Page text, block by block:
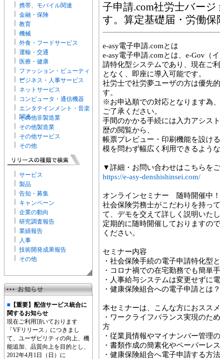
携帯、モバイル関連
金融・保険
教育
機械
外食・フードサービス
運輸・交通
医療・健康
ファッション・ビューティ
ー
ビジネス・人事サービス
ネットサービス
コンピュータ・通信機器
エンタテインメント・音楽
関連
その他非製造業
その他製造業
その他サービス
その他
サービス
製品
告知・募集
キャンペーン
企業の動向
研究調査報告
業績報告
人事
技術開発成果報告
その他
■ 【重要】配信サービス統合に
関するお知らせ
現在ご利用頂いております
「VFリリース」につきまし
て、ユーザビリティの向上、機
能追加、品質向上を目的とし、
2012年4月1日（日）に
子申請.com社労士バー
す。算定基礎届・労働
e-asy電子申請.comとは
e-asy電子申請.comとは、e-Gov（
請特化型システムであり、現在ご
となく、即座に導入可能です。
社労士で社労夢ユーザの方は優先
す。
※お申込順での対応となります為
ご了承ください。
手間のかかる手続には入力アシス
歴の閲覧から、
帳票プレビュー・印刷機能を設け
模を問わず幅広く利用できるよう
▼詳細・お問い合わせはこちらを
https://e-asy-denshishinsei.com/
オンラインセミナー 随時開催中！
社会保険労務士がこだわりを持っ
て、デモを交えて詳しく説明いた
定期的に随時開催しておりますの
ください。
セミナー内容
・社会保険手続の電子申請特化型
・コロナ禍での在宅勤務でも簡単
・人事給与システムは変更せずに
・健康保険組合への電子申請とは
本セミナーは、こんな方におスス
・ワークライフバランス実現のた
方
・従業員情報やマイナンバー管理
・書類作成の簡素化やペーパーレ
・健康保険組合へ電子申請する方